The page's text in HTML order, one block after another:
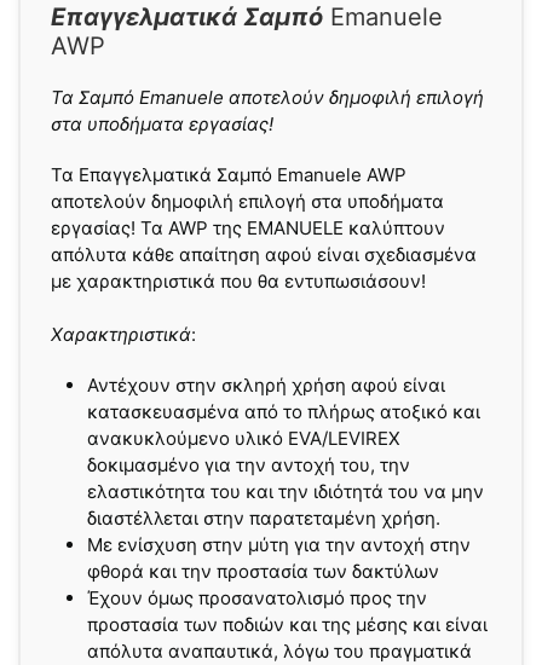
Επαγγελματικά Σαμπό Emanuele
AWP
Τα Σαμπό Emanuele αποτελούν δημοφιλή επιλογή
στα υποδήματα εργασίας!
Τα Επαγγελματικά Σαμπό Emanuele AWP
αποτελούν δημοφιλή επιλογή στα υποδήματα
εργασίας! Τα AWP της EMANUELE καλύπτουν
απόλυτα κάθε απαίτηση αφού είναι σχεδιασμένα
με χαρακτηριστικά που θα εντυπωσιάσουν!
Χαρακτηριστικά:
Αντέχουν στην σκληρή χρήση αφού είναι
κατασκευασμένα από το πλήρως ατοξικό και
ανακυκλούμενο υλικό EVA/LEVIREX
δοκιμασμένο για την αντοχή του, την
ελαστικότητα του και την ιδιότητά του να μην
διαστέλλεται στην παρατεταμένη χρήση.
Με ενίσχυση στην μύτη για την αντοχή στην
φθορά και την προστασία των δακτύλων
Έχουν όμως προσανατολισμό προς την
προστασία των ποδιών και της μέσης και είναι
απόλυτα αναπαυτικά, λόγω του πραγματικά